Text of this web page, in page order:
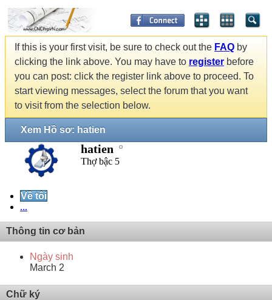
If this is your first visit, be sure to check out the FAQ by
clicking the link above. You may have to register before
you can post: click the register link above to proceed. To
start viewing messages, select the forum that you want
to visit from the selection below.
Xem Hồ sơ: hatien
hatien
Thợ bậc 5
Về tôi
...
Thông tin cơ bản
Ngày sinh
March 2
Chữ ký